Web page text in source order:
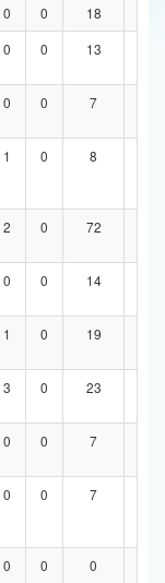
0 0 18
0 0 13
0 0 7
1 0 8
2 0 72
0 0 14
1 0 19
3 0 23
0 0 7
0 0 7
0 0 0